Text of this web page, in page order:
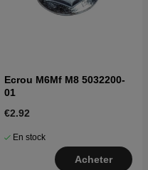
Ecrou M6Mf M8 5032200-
01
€2.92
En stock
Acheter